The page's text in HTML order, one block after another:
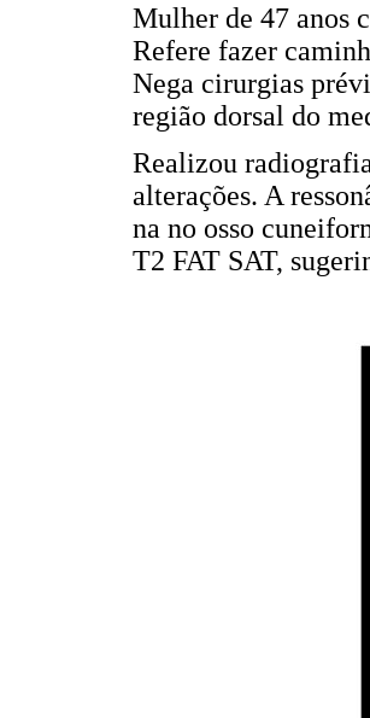
Mulher de 47 anos
Refere fazer
Nega cirurgias
região dorsal do
Realizou
alterações. A
na no osso
T2 FAT SAT,